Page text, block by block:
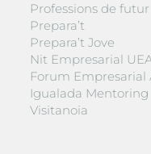
Professions de futur
Prepara’t
Prepara’t Jove
Nit Empresarial
Forum Empresarial
Igualada Mentoring
Visitanoia